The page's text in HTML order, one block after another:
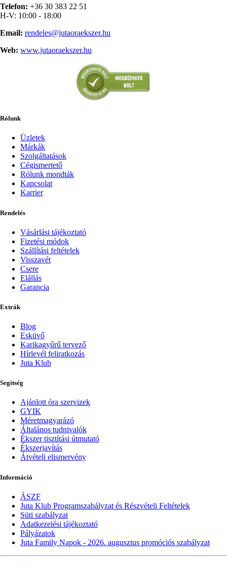
Telefon: +36 30 383 22 51
H-V: 10:00 - 18:00
Email: rendeles@jutaoraekszer.hu
Web: www.jutaoraekszer.hu
Rólunk
Üzletek
Márkák
Szolgáltatások
Cégismertető
Rólunk mondták
Kapcsolat
Karrier
Rendelés
Vásárlási tájékoztató
Fizetési módok
Szállítási feltételek
Visszavét
Csere
Elállás
Garancia
Extrák
Blog
Esküvő
Karikagyűrű tervező
Hírlevél feliratkozás
Juta Klub
Segítség
Ajánlott óra szervizek
GYIK
Méretmagyarázó
Általános tudnivalók
Ékszer tisztítási útmutató
Ékszerjavítás
Átvételi elismervény
Információ
ÁSZF
Juta Klub Programszabályzat és Részvételi Feltételek
Süti szabályzat
Adatkezelési tájékoztató
Pályázatok
Juta Family Napok - 2026. augusztus promóciós szabályzat